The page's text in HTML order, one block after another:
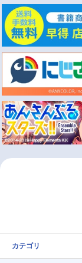
カテゴリ